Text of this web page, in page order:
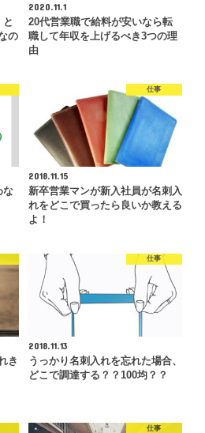
と
の
2020.11.1
20代営業職で給料が安いなら転
職して年収を上げるべき3つの理
由
な
仕事
2018.11.15
新卒営業マンが新入社員が名刺入
れをどこで買ったら良いか教える
よ！
き
仕事
2018.11.13
うっかり名刺入れを忘れた場合、
どこで調達する？？100均？？
仕事